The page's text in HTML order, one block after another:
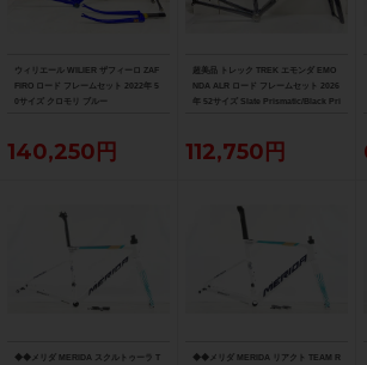
ウィリエール WILIER ザフィーロ ZAF
FIRO ロード フレームセット 2022年 5
0サイズ クロモリ ブルー
140,250円
超美品 トレック TREK エモンダ EMO
NDA ALR ロード フレームセット 2026
年 52サイズ Slate Prismatic/Black Pri
112,750円
◆◆メリダ MERIDA スクルトゥーラ T ◆◆メリダ MERIDA リアクト TEAM R